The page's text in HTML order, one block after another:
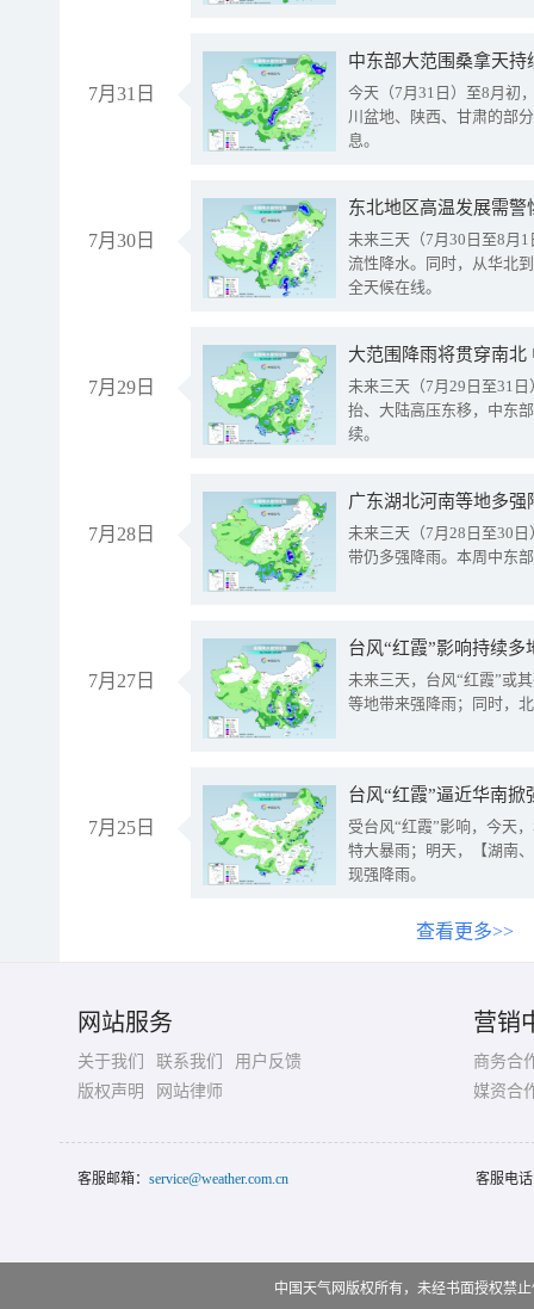
7月31日
中东部大范围桑拿天
今天（7月31日）至8月初
川盆地、陕西、甘肃的部
息。
7月30日
东北地区高温发展需
未来三天（7月30日至8月
流性降水。同时，从华北
全天候在线。
7月29日
大范围降雨将贯穿南
未来三天（7月29日至31
抬、大陆高压东移，中东
续。
7月28日
广东湖北河南等地多
未来三天（7月28日至30
带仍多强降雨。本周中东
7月27日
台风“红霞”影响持续
未来三天，台风“红霞”或
等地带来强降雨；同时，
7月25日
台风“红霞”逼近华南
受台风“红霞”影响，今天
特大暴雨；明天，【湖南
现强降雨。
查看更多>>
网站服务
关于我们 联系我们
用户反馈
版权声明
网站律师
营销
商务合
媒资合
客服邮箱： service@weather.com.cn 客服电
中国天气网版权所有，未经书面授权